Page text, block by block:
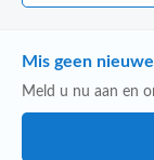
Mis geen
Meld u nu aan en